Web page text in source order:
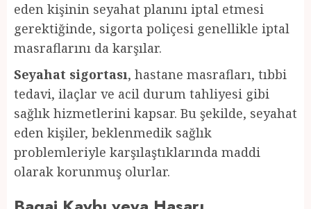
eden kişinin seyahat planını iptal etmesi
gerektiğinde, sigorta poliçesi genellikle iptal
masraflarını da karşılar.
Seyahat sigortası, hastane masrafları, tıbbi
tedavi, ilaçlar ve acil durum tahliyesi gibi
sağlık hizmetlerini kapsar. Bu şekilde, seyahat
eden kişiler, beklenmedik sağlık
problemleriyle karşılaştıklarında maddi
olarak korunmuş olurlar.